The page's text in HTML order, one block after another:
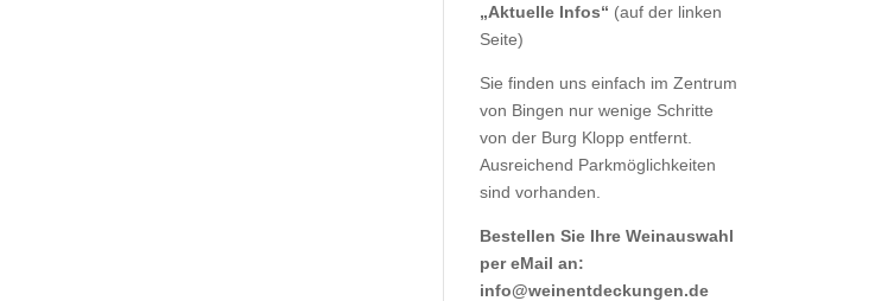
„Aktuelle Infos“ (auf der linken
Seite)
Sie finden uns einfach im Zentrum
von Bingen nur wenige Schritte
von der Burg Klopp entfernt.
Ausreichend Parkmöglichkeiten
sind vorhanden.
Bestellen Sie Ihre Weinauswahl
per eMail an:
info@weinentdeckungen.de